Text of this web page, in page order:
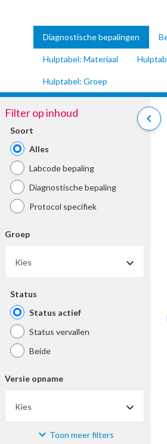
Diagnostische bepalingen
Hulptabel: Materiaal
Hulptabel: Groep
chevron_left
Filter op inhoud
Soort
Alles
Labcode bepaling
Diagnostische bepaling
Protocol specifiek
Groep
Kies
Status
Status actief
Status vervallen
Beide
Versie opname
Kies
Materiaal Toon meer filters